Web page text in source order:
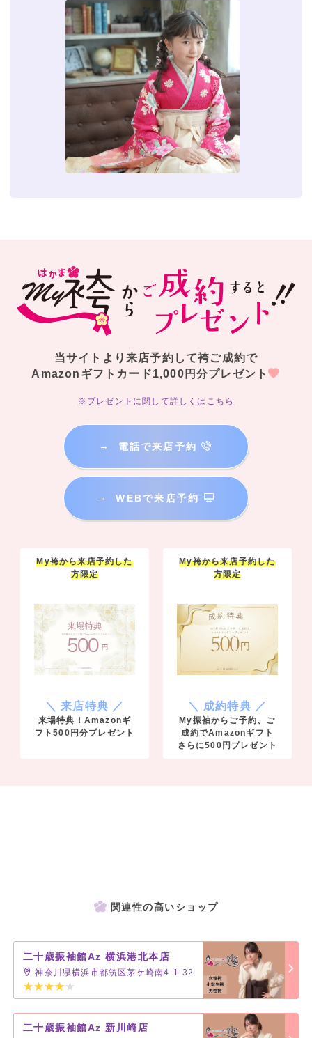
当サイトより来店予約して袴ご成約で
Amazonギフトカード1,000円分プレゼント
※プレゼントに関して詳しくはこちら
→ 電話で来店予約
→ WEBで来店予約
My袴から来店予約した
方限定
＼ 来店特典 ／
来場特典！Amazonギ
フト500円分プレゼント
My袴から来店予約した
方限定
＼ 成約特典 ／
My振袖からご予約、ご
成約でAmazonギフト
さらに500円プレゼント
関連性の高いショップ
二十歳振袖館Az 横浜港北本店
神奈川県横浜市都筑区茅ケ崎南4-1-32
二十歳振袖館Az 新川崎店